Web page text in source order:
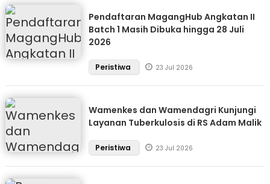
Pendaftaran MagangHub Angkatan II
Batch 1 Masih Dibuka hingga 28 Juli
2026
Peristiwa 23 Jul 2026
Wamenkes dan Wamendagri Kunjungi
Layanan Tuberkulosis di RS Adam Malik
Peristiwa 23 Jul 2026